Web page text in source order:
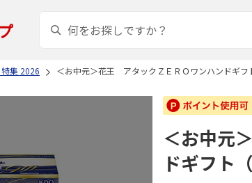
集 2026 ＜お中元＞花王 アタックＺＥＲＯワンハンドギフ
＜お中元
ドギフト